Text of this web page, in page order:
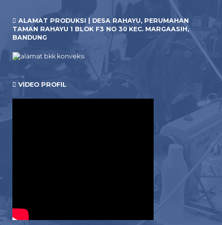
ALAMAT PRODUKSI | DESA RAHAYU, PERUMAHAN
TAMAN RAHAYU 1 BLOK F3 NO 30 KEC. MARGAASIH,
BANDUNG
VIDEO PROFIL